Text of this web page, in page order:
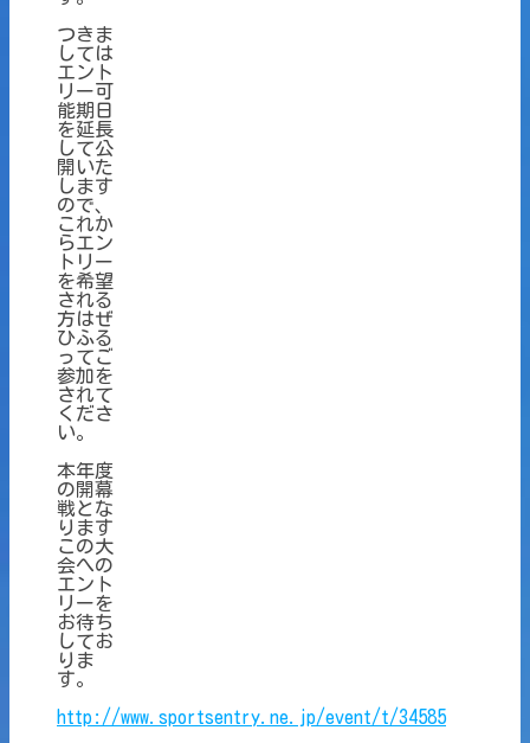
つきま
しては
エント
リー可
能期日
を延長
して公
開いた
します
ので、
これか
らエン
トリー
を希望
される
方はぜ
ひふる
ってご
参加を
されて
くださ
い。
本年度
の開幕
戦とな
ります
この大
会への
エント
リーを
お待ち
してお
りま
す。
http://www.sportsentry.ne.jp/event/t/34585